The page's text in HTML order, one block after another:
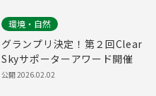
環境・自然
グランプリ決定！第２回Clear
Skyサポーターアワード開催
公開2026.02.02